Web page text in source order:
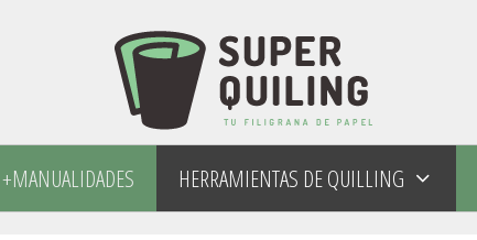
+MANUALIDADES HERRAMIENTAS DE QUILLING